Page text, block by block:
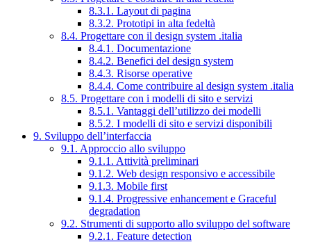
8.3.1. Layout di pagina
8.3.2. Prototipi in alta fedeltà
8.4. Progettare con il design system .italia
8.4.1. Documentazione
8.4.2. Benefici del design system
8.4.3. Risorse operative
8.4.4. Come contribuire al design system .italia
8.5. Progettare con i modelli di sito e servizi
8.5.1. Vantaggi dell’utilizzo dei modelli
8.5.2. I modelli di sito e servizi disponibili
9. Sviluppo dell’interfaccia
9.1. Approccio allo sviluppo
9.1.1. Attività preliminari
9.1.2. Web design responsivo e accessibile
9.1.3. Mobile first
9.1.4. Progressive enhancement e Graceful
degradation
9.2. Strumenti di supporto allo sviluppo del software
9.2.1. Feature detection